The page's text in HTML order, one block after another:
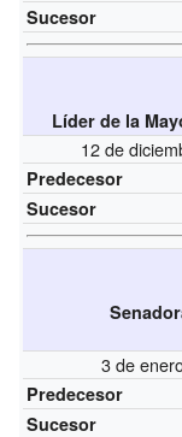
Sucesor
Líder de la
12 de
Predecesor
Sucesor
3 de
Predecesor
Sucesor